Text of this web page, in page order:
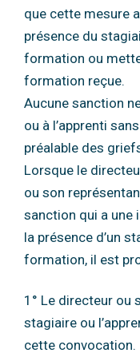
que cette mesure
présence du
formation ou
formation reçue.
Aucune sanction
ou à l’apprenti
préalable des
Lorsque le
ou son
sanction qui a une
la présence d’un
formation, il est
1° Le directeur ou
stagiaire ou
cette convocation.